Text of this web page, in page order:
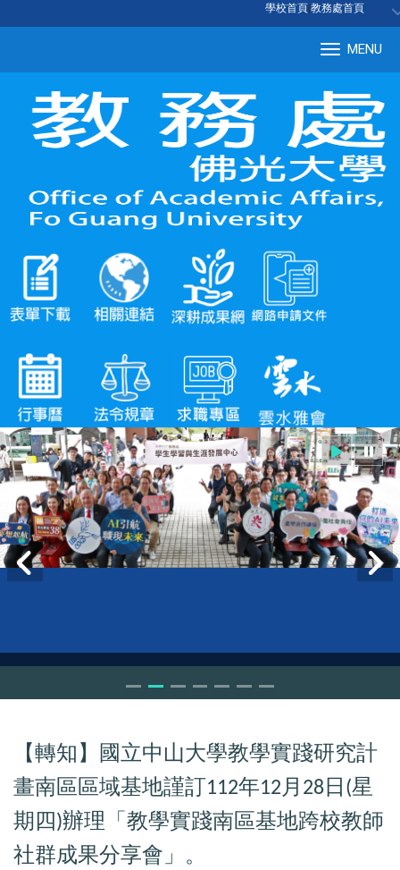
學校首頁 教務處首頁
MENU
【轉知】國立中山大學教學實踐研究計
畫南區區域基地謹訂112年12 月 28 日 (星
期四 )辦理「教學實踐南區基地跨校教師
社群成果分享會」。